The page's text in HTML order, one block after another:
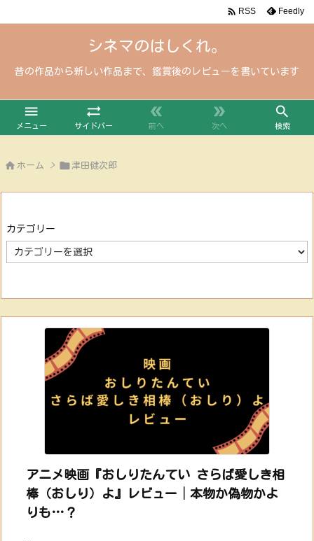
シネマのはしくれ。
昔の作品から新しい作品まで、鑑賞後のレビューを書いています

メニュー

サイドバー

前へ

次へ

検索
 RSS Feedly
 ホーム >  津田健次郎
カテゴリー
テ
ゴ
アニメ映画『おしりたんてい さらば愛しき相
棒（おしり）よ』レビュー│本物か偽物かよ
りも…？